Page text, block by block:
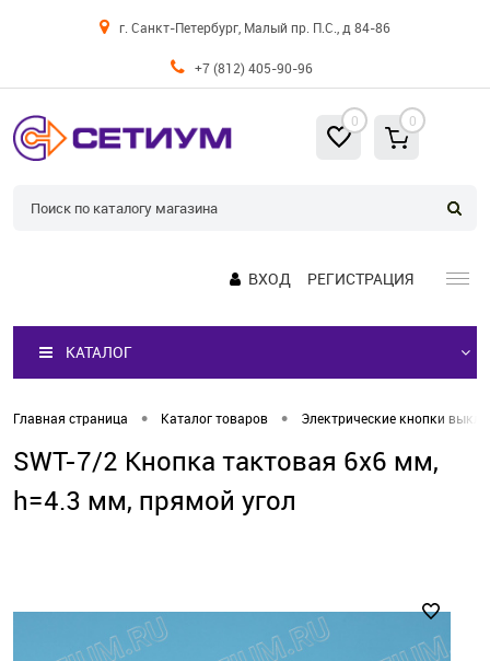
г. Санкт-Петербург, Малый пр. П.С., д 84-86
+7 (812) 405-90-96
0 0
ВХОД РЕГИСТРАЦИЯ
КАТАЛОГ
Главная страница • Каталог товаров • Электрические кнопки
SWT-7/2 Кнопка тактовая 6x6 мм,
h=4.3 мм, прямой угол